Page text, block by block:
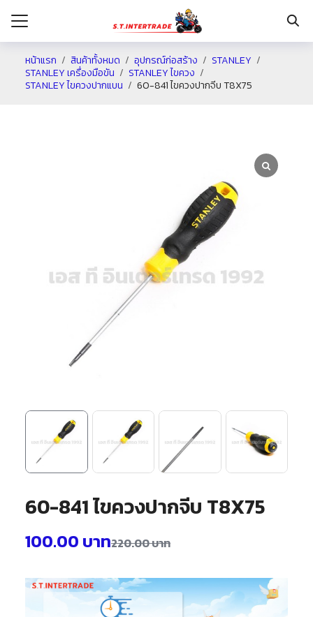
หน้าแรก สินค้าทั้งหมด อุปกรณ์ก่อสร้าง
STANLEY
STANLEY เครื่องมือขัน
STANLEY ไขควง
STANLEY ไขควงปากแบน
60-841 ไขควงปากจีบ T8X75
60-841 ไขควงปากจีบ T8X75
220.00บาท
100.00 บาท